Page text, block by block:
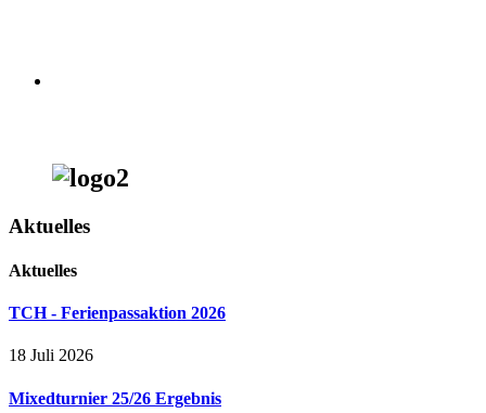
Aktuelles
Aktuelles
TCH - Ferienpassaktion 2026
18 Juli 2026
Mixedturnier 25/26 Ergebnis